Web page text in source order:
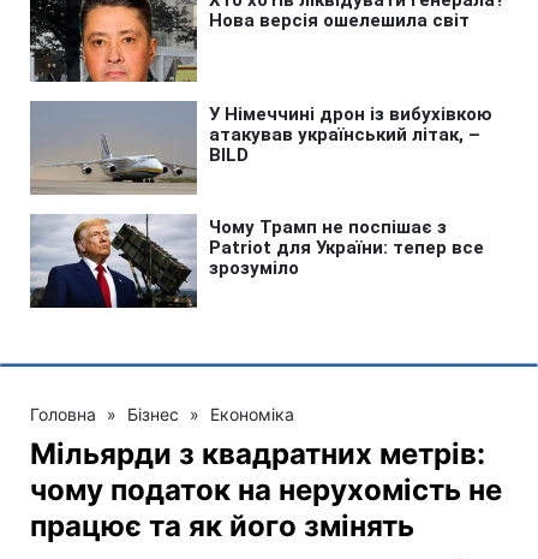
Головна » Бізнес » Економіка
Мільярди з квадратних метрів:
чому податок на нерухомість не
працює та як його змінять